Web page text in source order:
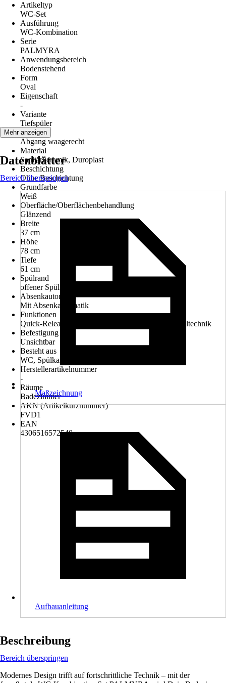
Artikeltyp
WC-Set
Ausführung
WC-Kombination
Serie
PALMYRA
Anwendungsbereich
Bodenstehend
Form
Oval
Eigenschaft
-
Variante
Tiefspüler
Abgang
Abgang waagerecht
Material
Sanitärkeramik, Duroplast
Beschichtung
Ohne Beschichtung
Grundfarbe
Weiß
Oberfläche/Oberflächenbehandlung
Glänzend
Breite
37 cm
Höhe
78 cm
Tiefe
61 cm
Spülrand
offener Spülrand
Absenkautomatik
Mit Absenkautomatik
Funktionen
Quick-Release (leicht abnehmbar), Turbo Flush Spültechnik
Befestigung WC
Unsichtbar
Besteht aus
WC, Spülkasten, WC-Sitz
Herstellerartikelnummer
-
Räume
Badezimmer
AKN (Artikelkurznummer)
FVD1
EAN
4306516572540
Mehr anzeigen
Datenblätter
Bereich überspringen
Maßzeichnung
Aufbauanleitung
Beschreibung
Bereich überspringen
Modernes Design trifft auf fortschrittliche Technik – mit der